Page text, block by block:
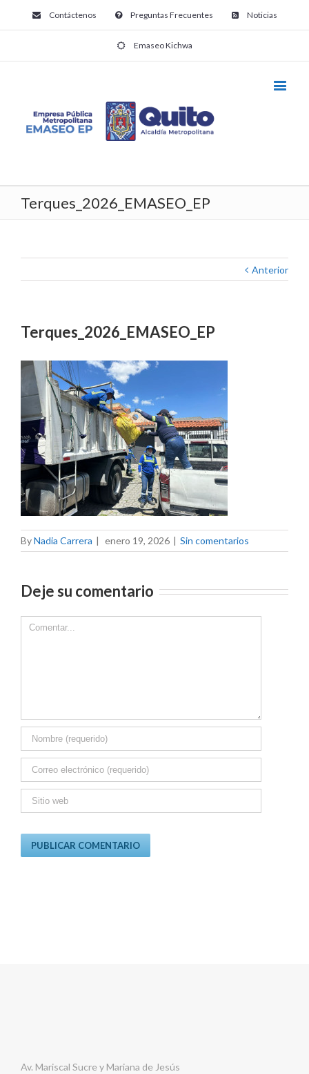
Contáctenos Preguntas Frecuentes Noticias
Emaseo Kichwa
Terques_2026_EMASEO_EP
Anterior
Terques_2026_EMASEO_EP
ByNadia Carrera | enero 19, 2026 | Sin comentarios
Deje su comentario
Comment
Av. Mariscal Sucre y Mariana de Jesús